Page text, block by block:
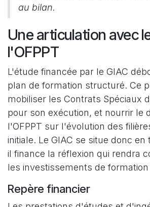
au bilan.
Une articulation avec
l'OFPPT
L'étude financée par le GIAC
plan de formation structuré. Ce
mobiliser les Contrats Spéciaux
pour son exécution, et nourrir le
l'OFPPT sur l'évolution des
initiale. Le GIAC se situe donc en
il finance la réflexion qui rendra
les investissements de
Repère financier